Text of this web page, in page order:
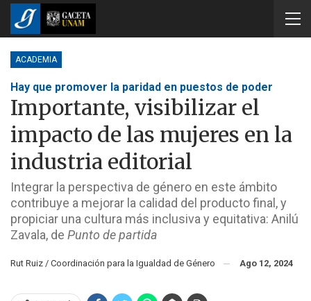
ACADEMIA
Hay que promover la paridad en puestos de poder
Importante, visibilizar el
impacto de las mujeres en la
industria editorial
Integrar la perspectiva de género en este ámbito
contribuye a mejorar la calidad del producto final, y
propiciar una cultura más inclusiva y equitativa: Anilú
Zavala, de Punto de partida
Rut Ruiz / Coordinación para la Igualdad de Género Ago 12, 2024